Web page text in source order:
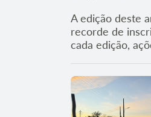
A edição deste
recorde de
cada edição,